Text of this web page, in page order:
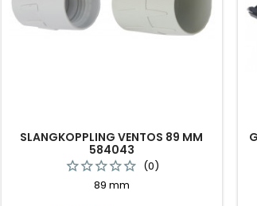
SLANGKOPPLING VENTOS 89 MM
584043
(0)
89 mm